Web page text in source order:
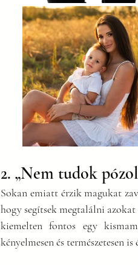
2. „Nem tudok
Sokan emiatt érzik magukat
hogy segítsek megtalálni
kiemelten fontos egy
kényelmesen és természetesen is